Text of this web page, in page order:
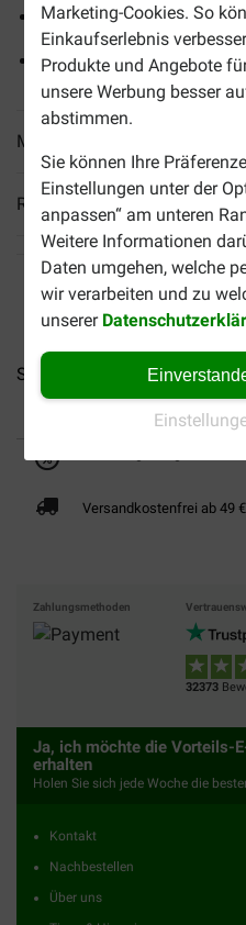
Marketing-Cookies. So
Einkaufserlebnis
Produkte und Angebote
unsere Werbung besser
abstimmen.
Sie können Ihre
Einstellungen unter der
anpassen“ am unteren
Weitere Informationen
Daten umgehen, welche
wir verarbeiten und zu
unserer
Mit köstlicher Sauce
12 Beutel à 85 Gramm
Mehr Produktinfos
Reviews
Sheba Classics Paté mit...
Versandkostenfrei ab 49 €
Zahlungsmethoden
32373
Ja, ich möchte die Vorteils-
erhalten
Holen Sie sich jede Woche die
Kontakt
Nachbestellen
Über uns